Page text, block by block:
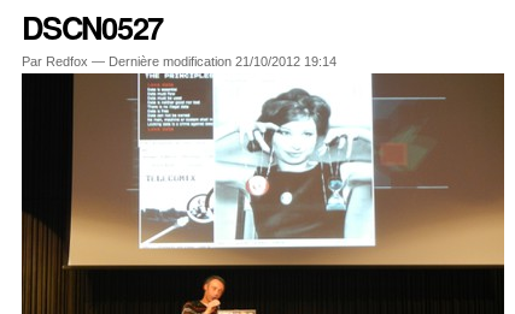
DSCN0527
Par Redfox — Dernière modification 21/10/2012 19:14